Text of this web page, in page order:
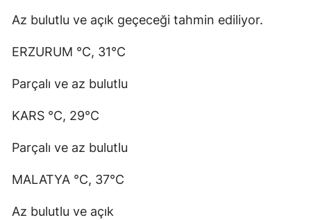
Az bulutlu ve açık geçeceği tahmin ediliyor.
ERZURUM °C, 31°C
Parçalı ve az bulutlu
KARS °C, 29°C
Parçalı ve az bulutlu
MALATYA °C, 37°C
Az bulutlu ve açık